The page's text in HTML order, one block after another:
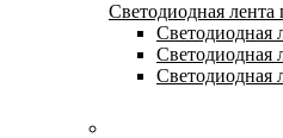
Светодиодная лента
Светодиодная
Светодиодная
Светодиодная